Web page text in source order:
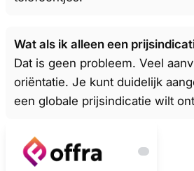
Wat als ik alleen een
Dat is geen probleem. Veel
oriëntatie. Je kunt duidelijk
een globale prijsindicatie wilt